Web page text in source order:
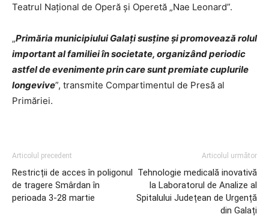
Teatrul Național de Operă și Operetă „Nae Leonard”.
„Primăria municipiului Galați susține și promovează rolul
important al familiei în societate, organizând periodic
astfel de evenimente prin care sunt premiate cuplurile
longevive”, transmite Compartimentul de Presă al
Primăriei.
Articolul precedent
Restricții de acces în poligonul
de tragere Smârdan în
perioada 3-28 martie
Articolul următor
Tehnologie medicală inovativă
la Laboratorul de Analize al
Spitalului Județean de Urgență
din Galați